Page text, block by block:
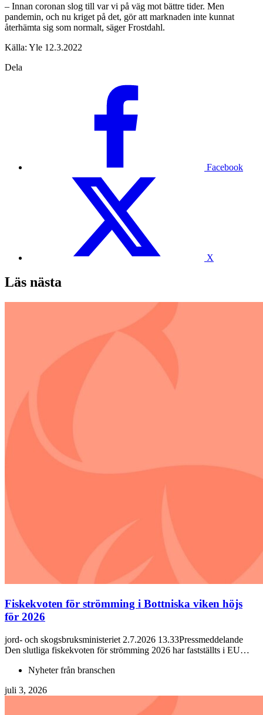
– Innan coronan slog till var vi på väg mot bättre tider. Men
pandemin, och nu kriget på det, gör att marknaden inte kunnat
återhämta sig som normalt, säger Frostdahl.
Källa: Yle 12.3.2022
Dela
Facebook
X
Läs nästa
Fiskekvoten för strömming i Bottniska viken höjs
för 2026
jord- och skogsbruksministeriet 2.7.2026 13.33Pressmeddelande
Den slutliga fiskekvoten för strömming 2026 har fastställts i EU…
Nyheter från branschen
juli 3, 2026